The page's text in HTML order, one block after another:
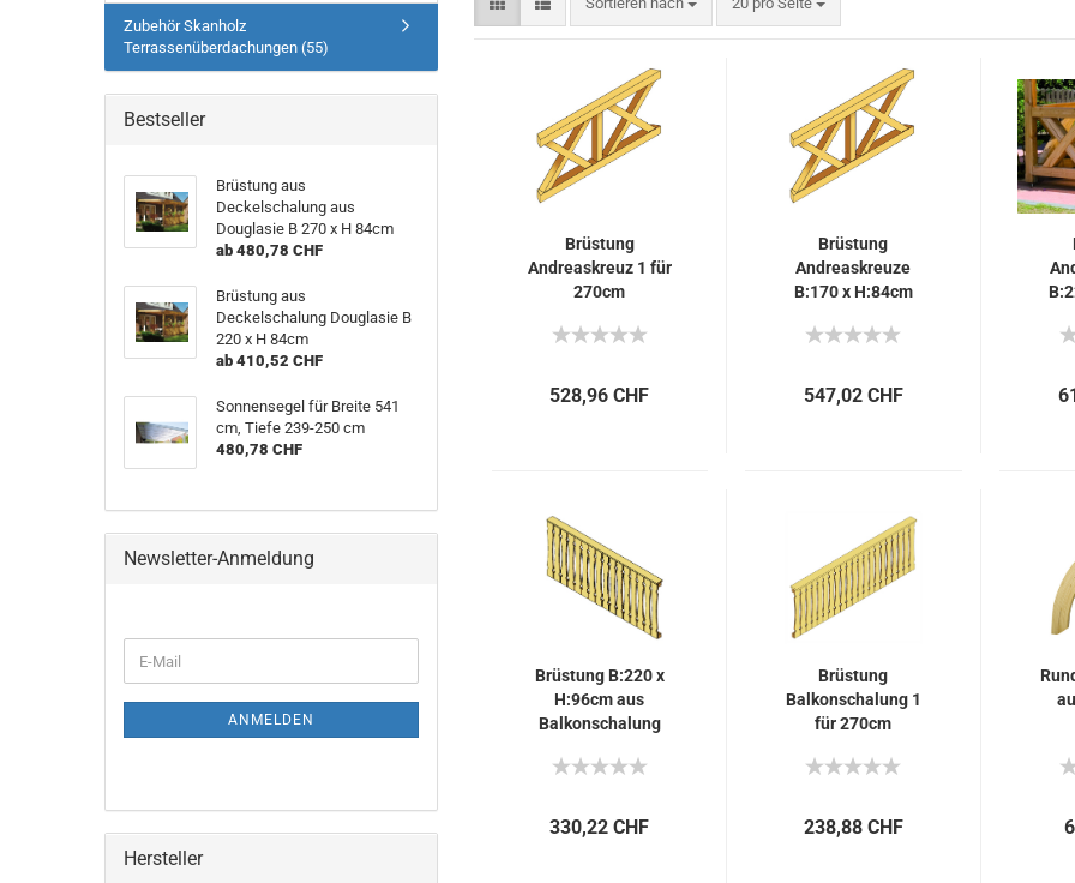
Brüstung
Andreaskreuz 1 für
270cm
528,96 CHF
Brüstung
Andreaskreuze
B:170 x H:84cm
547,02 CHF
Brüstung B:220 x
H:96cm aus
Balkonschalung
330,22 CHF
Brüstung
Balkonschalung 1
für 270cm
238,88 CHF
Zubehör Skanholz
Terrassenüberdachungen (55)
Bestseller
Brüstung aus
Deckelschalung aus
Douglasie B 270 x H 84cm
ab 480,78 CHF
Brüstung aus
Deckelschalung Douglasie B
220 x H 84cm
ab 410,52 CHF
Sonnensegel für Breite 541
cm, Tiefe 239-250 cm
480,78 CHF
Newsletter-Anmeldung
E-
Mail
ANMELDEN
Hersteller